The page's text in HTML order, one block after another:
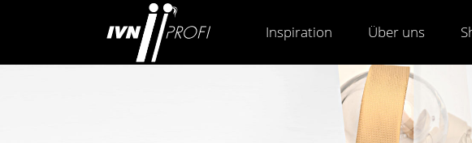
Inspiration Über uns